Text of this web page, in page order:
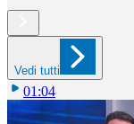
Vedi tutti
01:04